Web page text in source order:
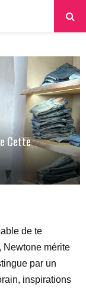
Cette
de te
Newtone mérite
par un
inspirations